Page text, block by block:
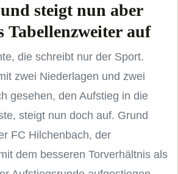
steigt nun aber
Tabellenzweiter auf
die schreibt nur der Sport.
zwei Niederlagen und zwei
gesehen, den Aufstieg in die
steigt nun doch auf. Grund
FC Hilchenbach, der
dem besseren Torverhältnis als